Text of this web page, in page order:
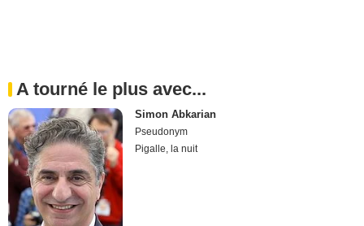
A tourné le plus avec...
Simon Abkarian
Pseudonym
Pigalle, la nuit